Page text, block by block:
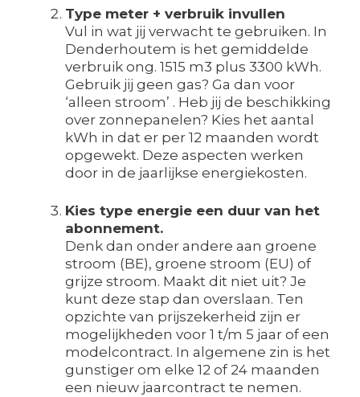
Type meter + verbruik invullen
Vul in wat jij verwacht te gebruiken. In
Denderhoutem is het gemiddelde
verbruik ong. 1515 m3 plus 3300 kWh.
Gebruik jij geen gas? Ga dan voor
‘alleen stroom’ . Heb jij de beschikking
over zonnepanelen? Kies het aantal
kWh in dat er per 12 maanden wordt
opgewekt. Deze aspecten werken
door in de jaarlijkse energiekosten.
Kies type energie een duur van het
abonnement.
Denk dan onder andere aan groene
stroom (BE), groene stroom (EU) of
grijze stroom. Maakt dit niet uit? Je
kunt deze stap dan overslaan. Ten
opzichte van prijszekerheid zijn er
mogelijkheden voor 1 t/m 5 jaar of een
modelcontract. In algemene zin is het
gunstiger om elke 12 of 24 maanden
een nieuw jaarcontract te nemen.